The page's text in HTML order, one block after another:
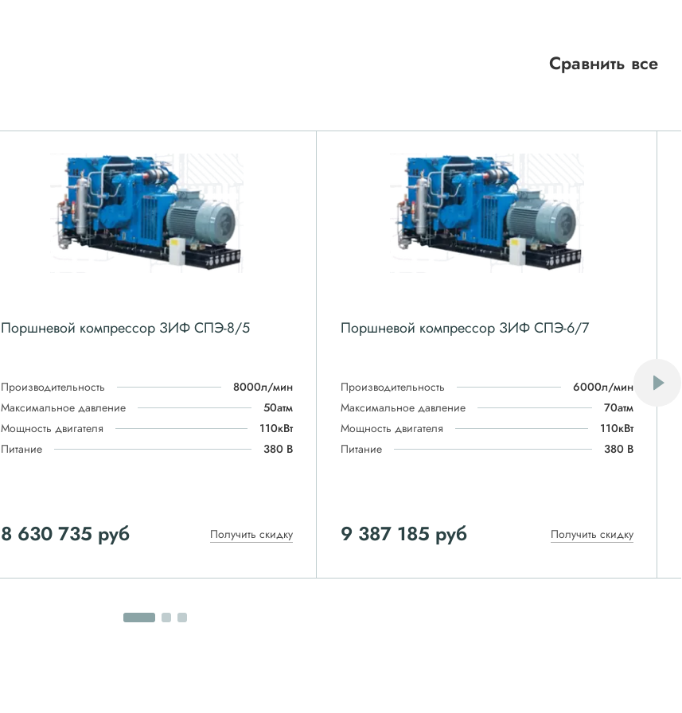
Сравнить все
Поршневой компрессор ЗИФ СПЭ-8/5
Производительность
8000л/мин
Максимальное давление
50атм
Мощность двигателя
110кВт
Питание
380 В
8 630 735 руб Получить скидку
Поршневой компрессор ЗИФ СПЭ-6/7
Производительность
6000л/мин
Максимальное давление
70атм
Мощность двигателя
110кВт
Питание
380 В
9 387 185 руб Получить скидку